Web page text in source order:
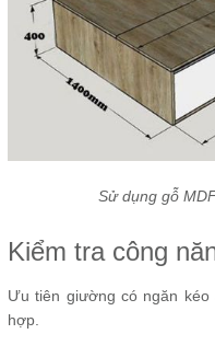
Sử dụng gỗ
Kiểm tra công
Ưu tiên giường có ngăn
hợp.